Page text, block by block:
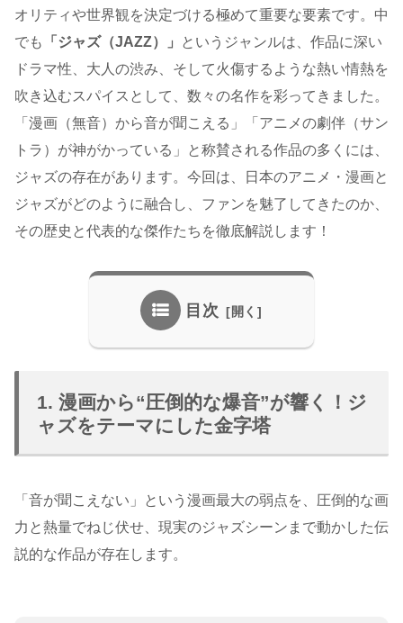
オリティや世界観を決定づける極めて重要な要素です。中
でも
「ジャズ（JAZZ）」
というジャンルは、作品に深い
ドラマ性、大人の渋み、そして火傷するような熱い情熱を
吹き込むスパイスとして、数々の名作を彩ってきました。
「漫画（無音）から音が聞こえる」「アニメの劇伴（サン
トラ）が神がかっている」と称賛される作品の多くには、
ジャズの存在があります。今回は、日本のアニメ・漫画と
ジャズがどのように融合し、ファンを魅了してきたのか、
その歴史と代表的な傑作たちを徹底解説します！
目次
1. 漫画から“圧倒的な爆音”が響く！ジ
ャズをテーマにした金字塔
「音が聞こえない」という漫画最大の弱点を、圧倒的な画
力と熱量でねじ伏せ、現実のジャズシーンまで動かした伝
説的な作品が存在します。